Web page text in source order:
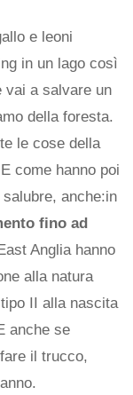
e leoni
in un lago così
vai a salvare un
della foresta.
le cose della
come hanno poi
anche:in
fino ad
Anglia hanno
alla natura
II alla nascita
anche se
il trucco,